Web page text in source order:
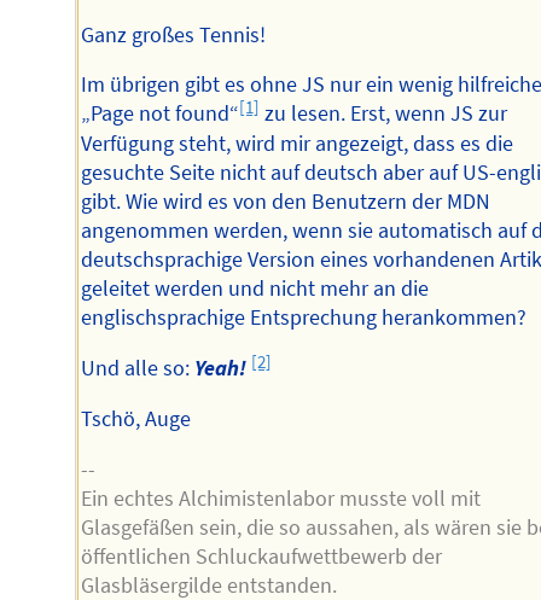
Ganz großes Tennis!
Im übrigen gibt es ohne JS nur ein wenig
„Page not found“[1] zu lesen. Erst, wenn JS zur
Verfügung steht, wird mir angezeigt, dass es die
gesuchte Seite nicht auf deutsch aber auf US-
gibt. Wie wird es von den Benutzern der MDN
angenommen werden, wenn sie automatisch auf
deutschsprachige Version eines vorhandenen
geleitet werden und nicht mehr an die
englischsprachige Entsprechung herankommen?
Und alle so: Yeah! [2]
Tschö, Auge
--
Ein echtes Alchimistenlabor musste voll mit
Glasgefäßen sein, die so aussahen, als wären sie
öffentlichen Schluckaufwettbewerb der
Glasbläsergilde entstanden.